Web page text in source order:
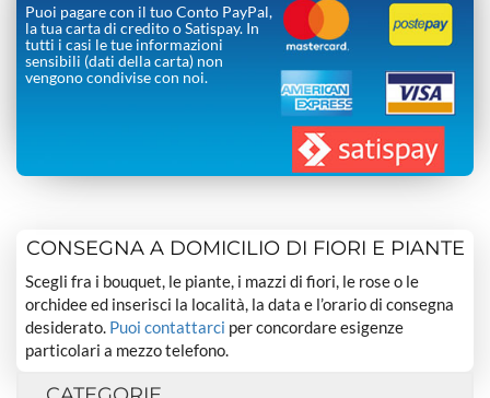
Puoi pagare con il tuo Conto PayPal,
la tua carta di credito o Satispay. In
tutti i casi le tue informazioni
sensibili (dati della carta) non
vengono condivise con noi.
CONSEGNA A DOMICILIO DI FIORI E PIANTE
Scegli fra i bouquet, le piante, i mazzi di fiori, le rose o le
orchidee ed inserisci la località, la data e l’orario di consegna
desiderato. Puoi contattarci per concordare esigenze
particolari a mezzo telefono.